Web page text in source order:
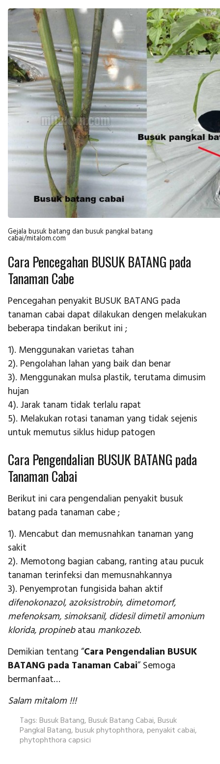
Gejala busuk batang dan busuk pangkal batang
cabai/mitalom.com
Cara Pencegahan BUSUK BATANG pada
Tanaman Cabe
Pencegahan penyakit BUSUK BATANG pada
tanaman cabai dapat dilakukan dengen melakukan
beberapa tindakan berikut ini ;
1). Menggunakan varietas tahan
2). Pengolahan lahan yang baik dan benar
3). Menggunakan mulsa plastik, terutama dimusim
hujan
4). Jarak tanam tidak terlalu rapat
5). Melakukan rotasi tanaman yang tidak sejenis
untuk memutus siklus hidup patogen
Cara Pengendalian BUSUK BATANG pada
Tanaman Cabai
Berikut ini cara pengendalian penyakit busuk
batang pada tanaman cabe ;
1). Mencabut dan memusnahkan tanaman yang
sakit
2). Memotong bagian cabang, ranting atau pucuk
tanaman terinfeksi dan memusnahkannya
3). Penyemprotan fungisida bahan aktif
difenokonazol, azoksistrobin, dimetomorf,
mefenoksam, simoksanil, didesil dimetil amonium
klorida, propinebatau mankozeb.
Demikian tentang “Cara Pengendalian BUSUK
BATANG pada Tanaman Cabai” Semoga
bermanfaat…
Salam mitalom !!!
Tags:Busuk Batang,Busuk Batang Cabai,Busuk
Pangkal Batang,busuk phytophthora,penyakit cabai,
phytophthora capsici